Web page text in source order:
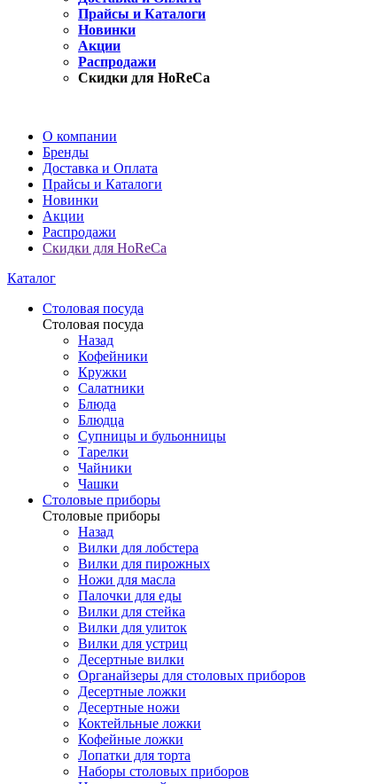
Прайсы и Каталоги
Новинки
Акции
Распродажи
Скидки для HoReCa
О компании
Бренды
Доставка и Оплата
Прайсы и Каталоги
Новинки
Акции
Распродажи
Скидки для HoReCa
Каталог
Столовая посуда
Столовая посуда
Назад
Кофейники
Кружки
Салатники
Блюда
Блюдца
Супницы и бульонницы
Тарелки
Чайники
Чашки
Cтоловые приборы
Cтоловые приборы
Назад
Вилки для лобстера
Вилки для пирожных
Ножи для масла
Палочки для еды
Вилки для стейка
Вилки для улиток
Вилки для устриц
Десертные вилки
Органайзеры для столовых приборов
Десертные ложки
Десертные ножи
Коктейльные ложки
Кофейные ложки
Лопатки для торта
Наборы столовых приборов